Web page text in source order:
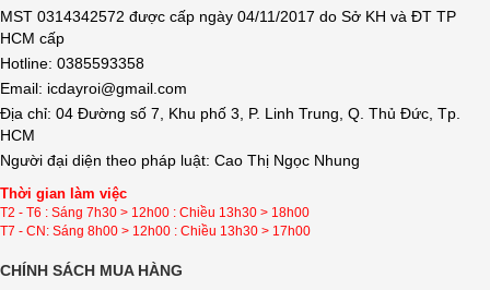
MST 0314342572 được cấp ngày 04/11/2017 do Sở KH và ĐT TP
HCM cấp
Hotline: 0385593358
Email: icdayroi@gmail.com
Địa chỉ: 04 Đường số 7, Khu phố 3, P. Linh Trung, Q. Thủ Đức, Tp.
HCM
Người đại diện theo pháp luật: Cao Thị Ngọc Nhung
Thời gian làm việc
T2 - T6 : Sáng 7h30 > 12h00 : Chiều 13h30 > 18h00
T7 - CN: Sáng 8h00 > 12h00 : Chiều 13h30 > 17h00
CHÍNH SÁCH MUA HÀNG